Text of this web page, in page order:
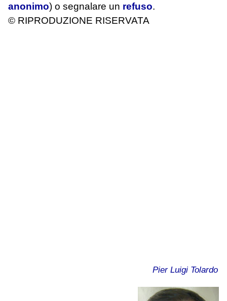
anonimo) o segnalare un refuso.
© RIPRODUZIONE RISERVATA
Pier Luigi Tolardo